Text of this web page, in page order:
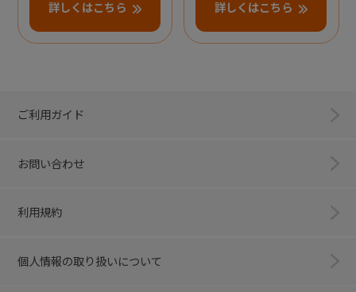
詳しくはこちら 詳しくはこちら
ご利用ガイド
お問い合わせ
利用規約
個人情報の取り扱いについて